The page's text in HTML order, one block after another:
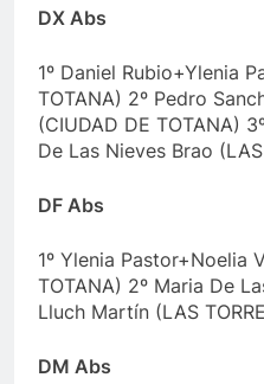
DX Abs
1º Daniel Rubio+Ylenia
TOTANA) 2º Pedro
(CIUDAD DE TOTANA)
De Las Nieves Brao (LAS
DF Abs
1º Ylenia Pastor+Noelia
TOTANA) 2º Maria De
Lluch Martín (LAS
DM Abs